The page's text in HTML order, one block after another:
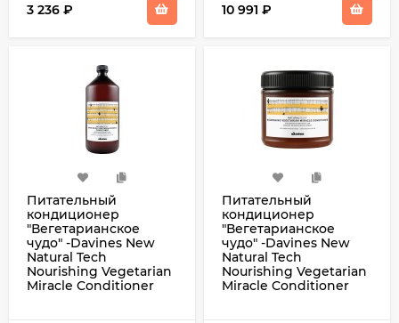
3 236 ₽ 10 991 ₽
Питательный
кондиционер
"Вегетарианское
чудо" -Davines New
Natural Tech
Nourishing Vegetarian
Miracle Conditioner
Питательный
кондиционер
"Вегетарианское
чудо" -Davines New
Natural Tech
Nourishing Vegetarian
Miracle Conditioner